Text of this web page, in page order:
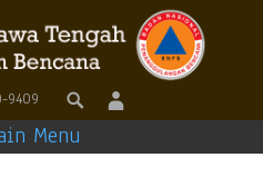
9409
Menu